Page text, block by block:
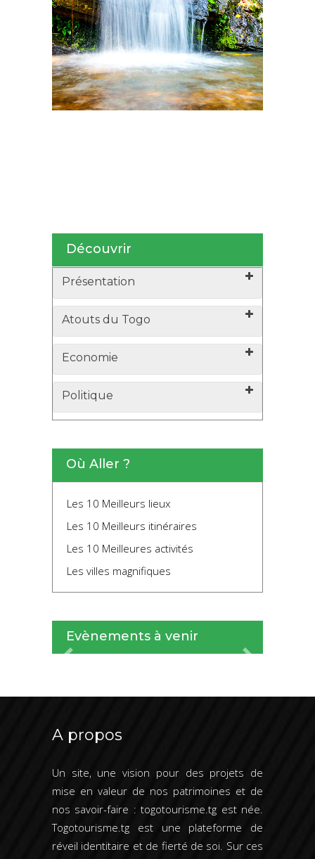
Découvrir
Présentation
Atouts du Togo
Economie
Politique
Où Aller ?
Les 10 Meilleurs lieux
Les 10 Meilleurs itinéraires
Les 10 Meilleures activités
Les villes magnifiques
Evènements à venir
A propos
Un site, une vision pour des projets de
mise en valeur de nos patrimoines et de
nos savoir-faire : togotourisme.tg est née.
Togotourisme.tg est une plateforme de
réveil identitaire et de fierté de soi. Sur ces